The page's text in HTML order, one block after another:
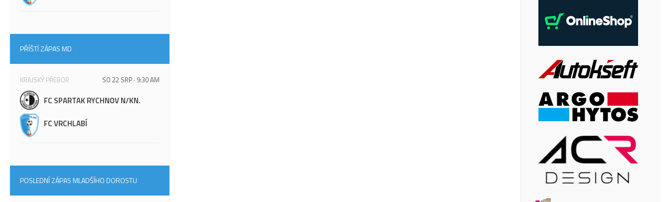
PŘÍŠTÍ ZÁPAS MD
KRAJSKÝ PŘEBOR SO 22 SRP · 9:30 AM
FC SPARTAK RYCHNOV N/KN.
FC VRCHLABÍ
POSLEDNÍ ZÁPAS MLADŠÍHO DOROSTU